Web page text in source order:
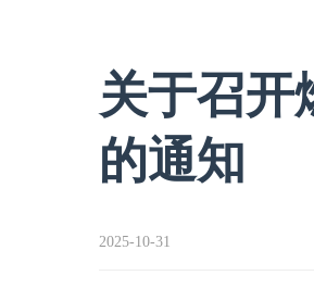
关于召开
的通知
2025-10-31